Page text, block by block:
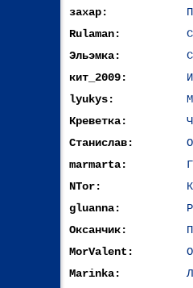
захар:
Rulaman:
Эльэмка:
кит_2009:
lyukys:
Креветка:
Станислав:
marmarta:
NTor:
gluanna:
Оксанчик:
MorValent:
Marinka: